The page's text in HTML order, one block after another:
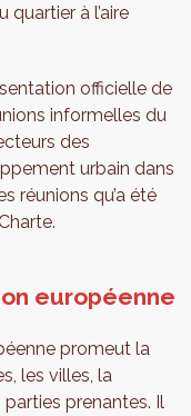
quartier à l’aire
officielle de
informelles du
des
urbain dans
réunions qu’a été
européenne
promeut la
les villes, la
prenantes. Il